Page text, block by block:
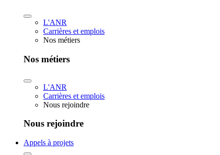
L'ANR
Carrières et emplois
Nos métiers
Nos métiers
L'ANR
Carrières et emplois
Nous rejoindre
Nous rejoindre
Appels à projets